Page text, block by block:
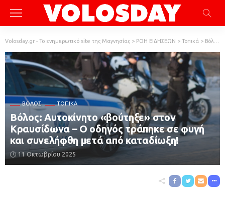
Volosday.gr - Το ενημερωτικό site της Μαγνησίας > ΡΟΗ ΕΙΔΗΣΕΩΝ > Τοπικά > Βόλος
ΒΌΛΟΣ ΤΟΠΙΚΆ
Βόλος: Αυτοκίνητο «βούτηξε» στον
Κραυσίδωνα – Ο οδηγός τράπηκε σε φυγή
και συνελήφθη μετά από καταδίωξη!
11 Οκτωβρίου 2025